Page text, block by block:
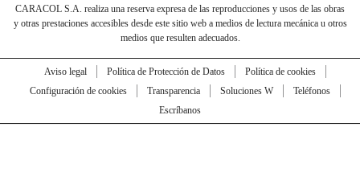
CARACOL S.A. realiza una reserva expresa de las reproducciones y usos de las obras
y otras prestaciones accesibles desde este sitio web a medios de lectura mecánica u otros
medios que resulten adecuados.
Aviso legal Política de Protección de Datos
Política de cookies
Configuración de cookies
Transparencia Soluciones W
Teléfonos
Escríbanos